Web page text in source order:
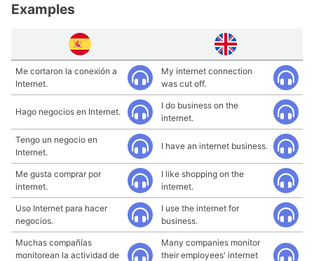
Examples
Me cortaron la conexión a
Internet.
My internet connection
was cut off.
Hago negocios en Internet.
I do business on the
internet.
Tengo un negocio en
Internet.
I have an internet business.
Me gusta comprar por
internet.
I like shopping on the
internet.
Uso Internet para hacer
negocios.
I use the internet for
business.
Muchas compañías
monitorean la actividad de
Many companies monitor
their employees' internet